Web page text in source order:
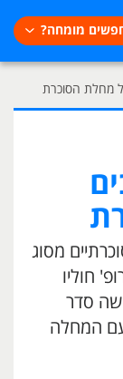
מומחה?
מחלת הסוכרת
מסוג
חוליו
סדר
המחלה